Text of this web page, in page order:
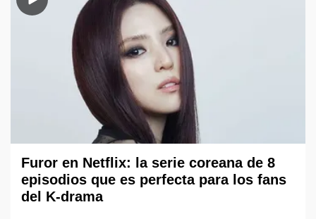
Furor en Netflix: la serie coreana de 8
episodios que es perfecta para los fans
del K-drama